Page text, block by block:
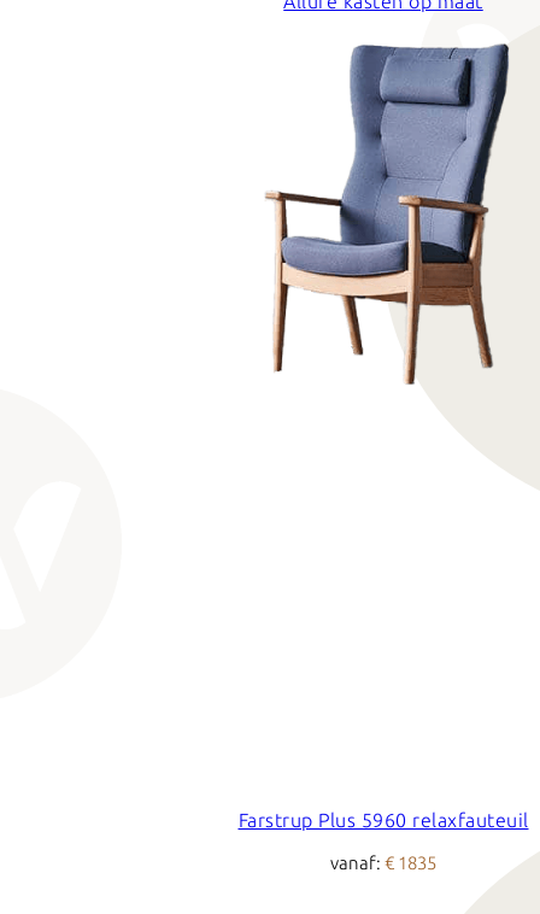
Farstrup Plus 5960 relaxfauteuil
vanaf: € 1835